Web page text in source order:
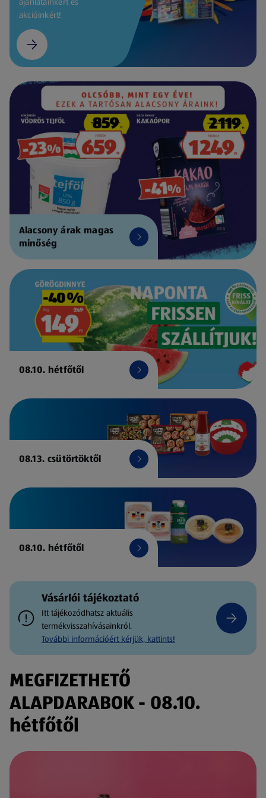
akcióinkért!
Alacsony árak magas
minőség
08.10. hétfőtől
08.13. csütörtöktől
08.10. hétfőtől
Vásárlói tájékoztató
Itt tájékozódhatsz aktuális
termékvisszahívásainkról.
További információért kérjük, kattints!
MEGFIZETHETŐ
ALAPDARABOK - 08.10.
hétfőtől